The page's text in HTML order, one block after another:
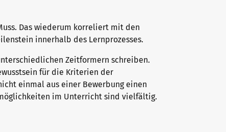
Das wiederum korreliert mit den
innerhalb des Lernprozesses.
Zeitformern schreiben.
für die Kriterien der
einmal aus einer Bewerbung einen
im Unterricht sind vielfältig.